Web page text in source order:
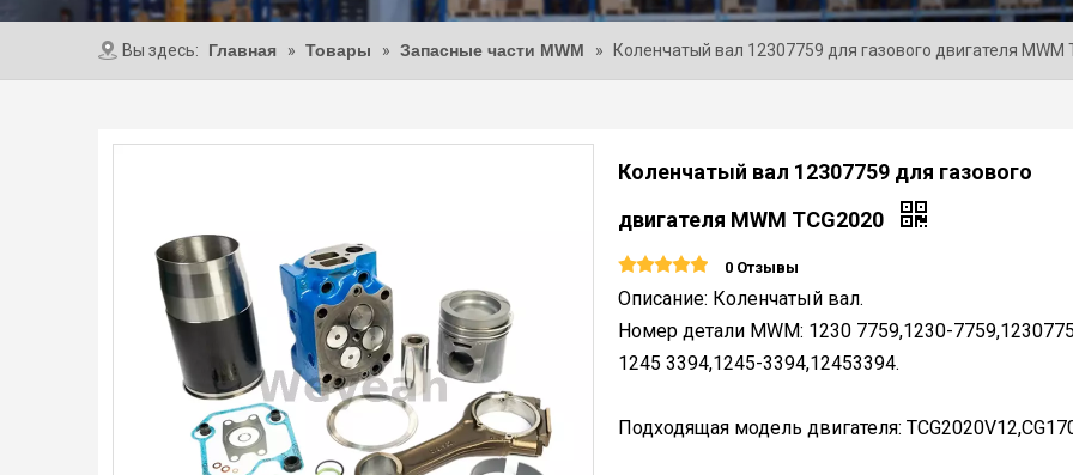
Вы здесь: Главная » Товары » Запасные части MWM » Коленчатый вал 12307759 для газового двигателя MWM
Коленчатый вал 12307759 для газового
двигателя MWM TCG2020
0 Отзывы
Описание: Коленчатый вал.
Номер детали MWM: 1230 7759,1230-
1245 3394,1245-3394,12453394.
Подходящая модель двигателя: